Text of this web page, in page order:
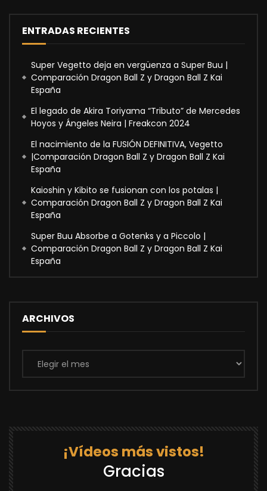
ENTRADAS RECIENTES
Super Vegetto deja en vergüenza a Super Buu |
Comparación Dragon Ball Z y Dragon Ball Z Kai
España
El legado de Akira Toriyama “Tributo” de Mercedes
Hoyos y Ángeles Neira | Freakcon 2024
El nacimiento de la FUSIÓN DEFINITIVA, Vegetto
|Comparación Dragon Ball Z y Dragon Ball Z Kai
España
Kaioshin y Kibito se fusionan con los potalas |
Comparación Dragon Ball Z y Dragon Ball Z Kai
España
Super Buu Absorbe a Gotenks y a Piccolo |
Comparación Dragon Ball Z y Dragon Ball Z Kai
España
ARCHIVOS
Archivos
¡Vídeos más vistos!
Gracias